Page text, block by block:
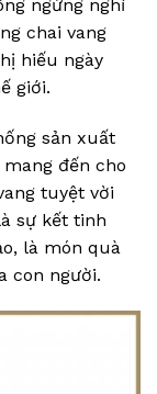
ngừng nghỉ
chai vang
hiếu ngày
giới.
sản xuất
đến cho
tuyệt vời
sự kết tinh
là món quà
con người.